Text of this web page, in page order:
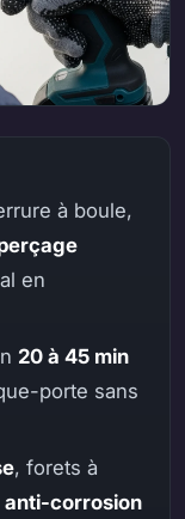
à boule,
en
20 à 45 min
porte sans
, forets à
anti-corrosion